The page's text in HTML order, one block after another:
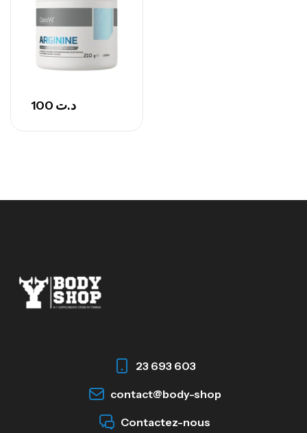
د.ت260
GH SURGE 90 CAPSULES
د.ت
23 693 603
contact@body-shop
Contactez-nous